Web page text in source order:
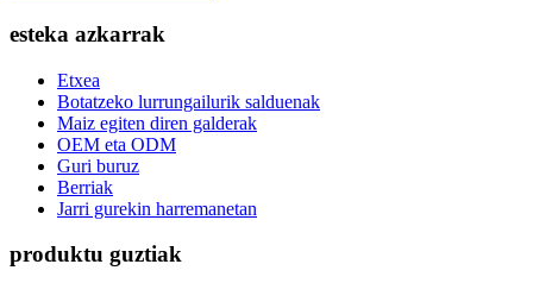
esteka azkarrak
Etxea
Botatzeko lurrungailurik salduenak
Maiz egiten diren galderak
OEM eta ODM
Guri buruz
Berriak
Jarri gurekin harremanetan
produktu guztiak